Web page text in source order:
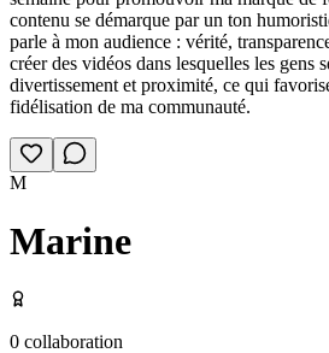
contenu se démarque par un ton
parle à mon audience : vérité,
créer des vidéos dans lesquelles les gens
divertissement et proximité, ce qui
fidélisation de ma communauté.
M
Marine
0 collaboration